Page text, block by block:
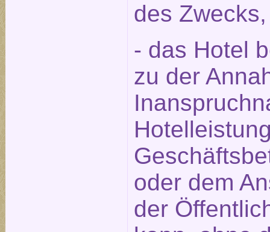
des
- das Hotel
zu der
oder dem
der